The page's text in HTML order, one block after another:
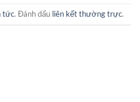
tức. Đánh dấu liên kết thường trực.